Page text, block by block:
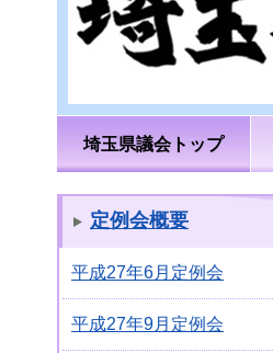
埼玉県議会トップ
定例会概要
平成27年6月定例会
平成27年9月定例会